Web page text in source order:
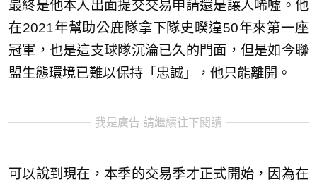
最終是他本人出面提交交易申請還是讓人唏噓。他
在2021年幫助公鹿隊拿下隊史睽違50年來第一座
冠軍，也是這支球隊沉淪已久的門面，但是如今聯
盟生態環境已難以保持「忠誠」，他只能離開。
我是廣告 請繼續往下閱讀
可以說到現在，本季的交易季才正式開始，因為在